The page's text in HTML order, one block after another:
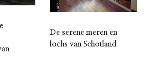
De serene meren en
lochs van Schotland